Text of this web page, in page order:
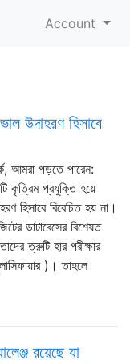
Account
উদাহরণ হিসাবে
আমরা পড়তে পারেন:
কৃত্রিম প্রযুক্তি হয়ে
হিসাবে বিবেচিত হয় না।
ডাটাবেসের বিশেষত
ত্রুটি হার পরীক্ষার
)। তাহলে
রয়েছে যা